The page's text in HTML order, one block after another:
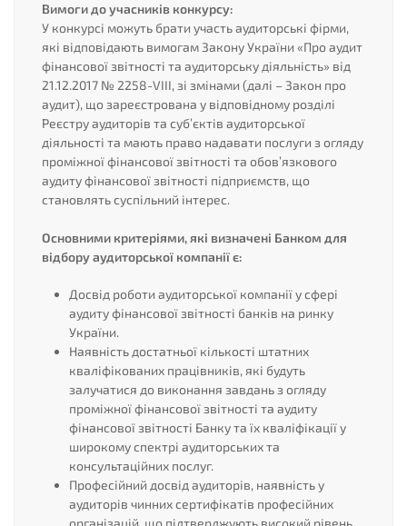
Вимоги до учасників конкурсу:
У конкурсі можуть брати участь аудиторські фірми,
які відповідають вимогам Закону України «Про аудит
фінансової звітності та аудиторську діяльність» від
21.12.2017 № 2258-VIII, зі змінами (далі – Закон про
аудит), що зареєстрована у відповідному розділі
Реєстру аудиторів та суб’єктів аудиторської
діяльності та мають право надавати послуги з огляду
проміжної фінансової звітності та обов’язкового
аудиту фінансової звітності підприємств, що
становлять суспільний інтерес.
Основними критеріями, які визначені Банком для
відбору аудиторської компанії є:
Досвід роботи аудиторської компанії у сфері
аудиту фінансової звітності банків на ринку
України.
Наявність достатньої кількості штатних
кваліфікованих працівників, які будуть
залучатися до виконання завдань з огляду
проміжної фінансової звітності та аудиту
фінансової звітності Банку та їх кваліфікації у
широкому спектрі аудиторських та
консультаційних послуг.
Професійний досвід аудиторів, наявність у
аудиторів чинних сертифікатів професійних
організацій, що підтверджують високий рівень